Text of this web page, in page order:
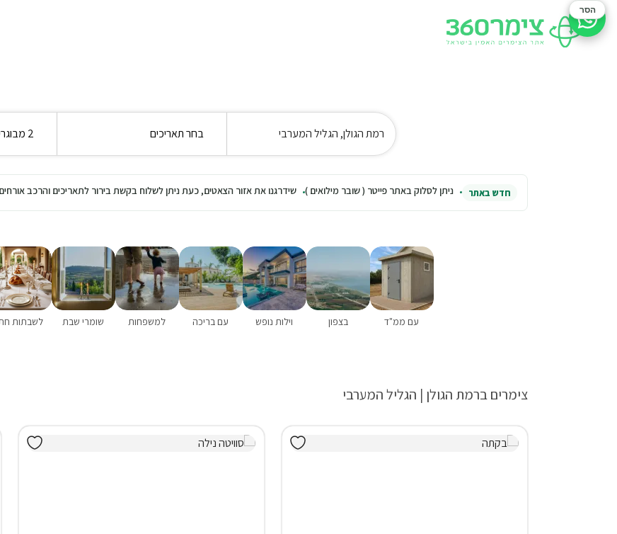
רמת הגולן, הגליל המערבי בחר תאריכים 2 מבוגרים
חדש באתר ניתן לסלוק באתר פייטר ( שובר מילואים ) שידרגנו את אזור הצאטים, כעת ניתן לשלוח בקשת בירור לתאריכים והרכב
עם ממ"ד בצפון וילות נופש עם בריכה למשפחות שומרי שבת לשבתות
צימרים ברמת הגולן | הגליל המערבי
סיוע בהזמנה
הסר